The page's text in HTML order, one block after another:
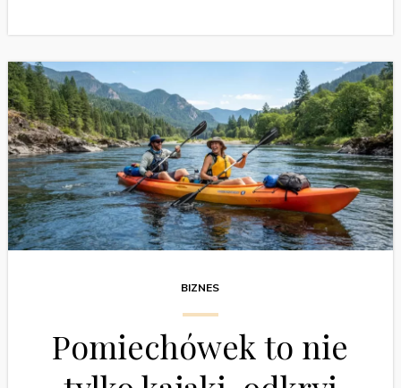
BIZNES
Pomiechówek to nie